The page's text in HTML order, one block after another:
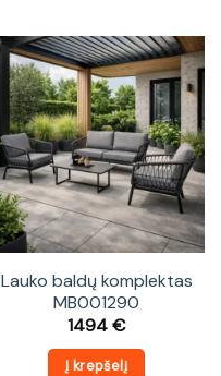
Lauko baldų komplektas
MB001290
1494€
Į krepšelį